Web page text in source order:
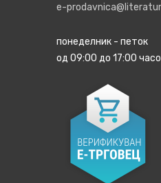
e-
понеделник - петок
од 09:00 до 17:00